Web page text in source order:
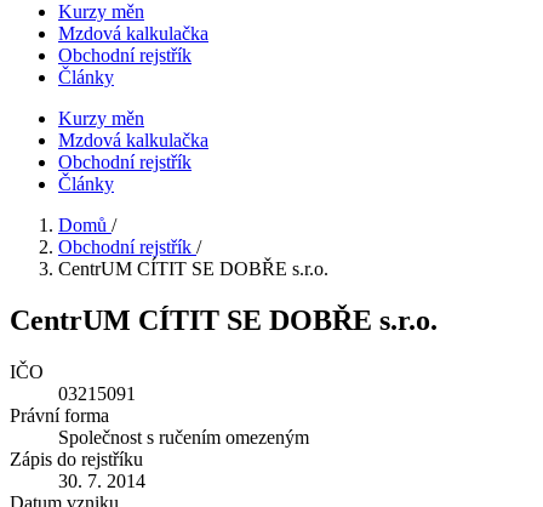
Kurzy měn
Mzdová kalkulačka
Obchodní rejstřík
Články
Kurzy měn
Mzdová kalkulačka
Obchodní rejstřík
Články
Domů /
Obchodní rejstřík /
CentrUM CÍTIT SE DOBŘE s.r.o.
CentrUM CÍTIT SE DOBŘE s.r.o.
IČO
03215091
Právní forma
Společnost s ručením omezeným
Zápis do rejstříku
30. 7. 2014
Datum vzniku